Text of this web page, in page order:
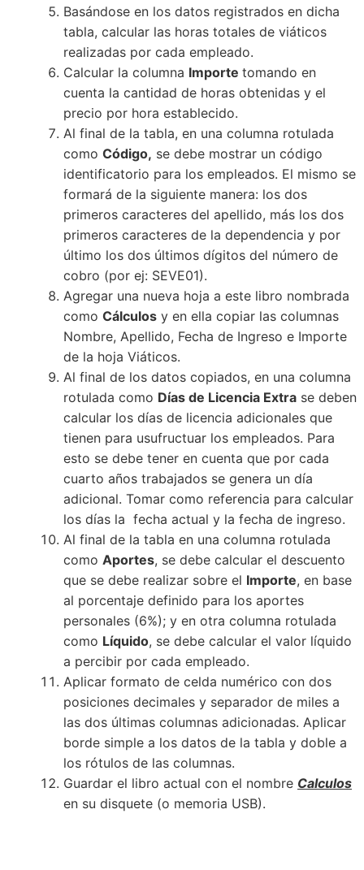
Basándose en los datos registrados en dicha
tabla, calcular las horas totales de viáticos
realizadas por cada empleado.
Calcular la columna Importe tomando en
cuenta la cantidad de horas obtenidas y el
precio por hora establecido.
Al final de la tabla, en una columna rotulada
como Código, se debe mostrar un código
identificatorio para los empleados. El mismo se
formará de la siguiente manera: los dos
primeros caracteres del apellido, más los dos
primeros caracteres de la dependencia y por
último los dos últimos dígitos del número de
cobro (por ej: SEVE01).
Agregar una nueva hoja a este libro nombrada
como Cálculos y en ella copiar las columnas
Nombre, Apellido, Fecha de Ingreso e Importe
de la hoja Viáticos.
Al final de los datos copiados, en una columna
rotulada como Días de Licencia Extra se deben
calcular los días de licencia adicionales que
tienen para usufructuar los empleados. Para
esto se debe tener en cuenta que por cada
cuarto años trabajados se genera un día
adicional. Tomar como referencia para calcular
los días la fecha actual y la fecha de ingreso.
Al final de la tabla en una columna rotulada
como Aportes, se debe calcular el descuento
que se debe realizar sobre el Importe, en base
al porcentaje definido para los aportes
personales (6%); y en otra columna rotulada
como Líquido, se debe calcular el valor líquido
a percibir por cada empleado.
Aplicar formato de celda numérico con dos
posiciones decimales y separador de miles a
las dos últimas columnas adicionadas. Aplicar
borde simple a los datos de la tabla y doble a
los rótulos de las columnas.
Guardar el libro actual con el nombre Calculos
en su disquete (o memoria USB).